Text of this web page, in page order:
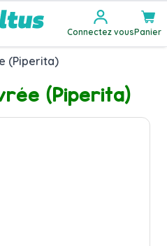
Connectez vousPanier
(Piperita)
(Piperita)